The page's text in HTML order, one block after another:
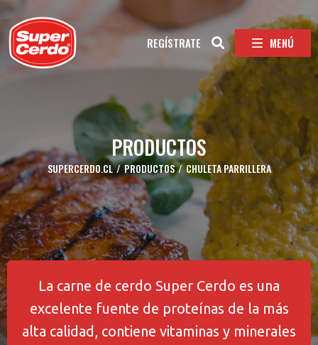
REGÍSTRATE MENÚ
PRODUCTOS
SUPERCERDO.CL / PRODUCTOS / CHULETA PARRILLERA
La carne de cerdo Super Cerdo es una
excelente fuente de proteínas de la más
alta calidad, contiene vitaminas y minerales